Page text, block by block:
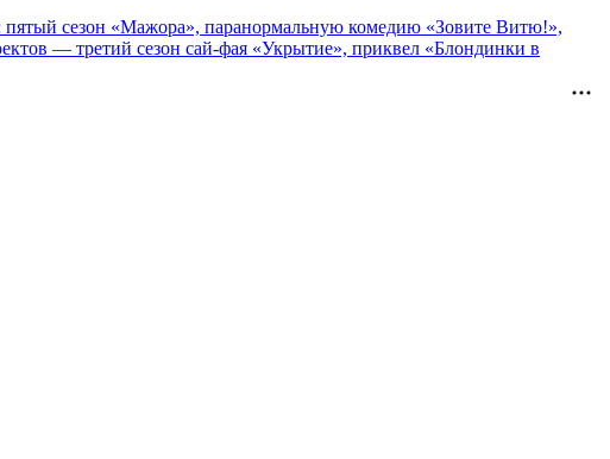
пятый сезон «Мажора», паранормальную комедию «Зовите Витю!»,
— третий сезон сай-фая «Укрытие», приквел «Блондинки в